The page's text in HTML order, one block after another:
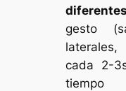
diferentes
gesto
cada 2-